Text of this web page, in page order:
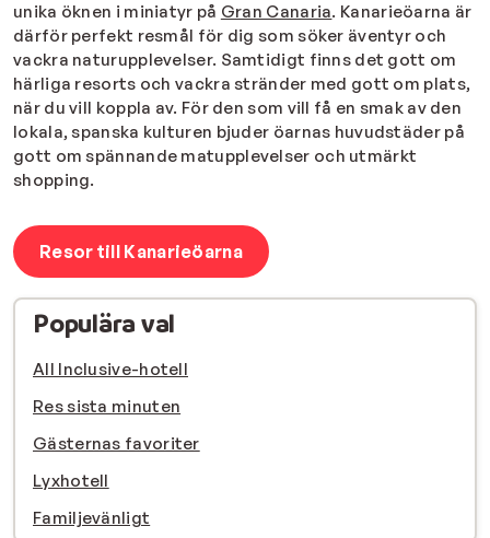
unika öknen i miniatyr på Gran Canaria. Kanarieöarna är
därför perfekt resmål för dig som söker äventyr och
vackra naturupplevelser. Samtidigt finns det gott om
härliga resorts och vackra stränder med gott om plats,
när du vill koppla av. För den som vill få en smak av den
lokala, spanska kulturen bjuder öarnas huvudstäder på
gott om spännande matupplevelser och utmärkt
shopping.
Resor till Kanarieöarna
Populära val
All Inclusive-hotell
Res sista minuten
Gästernas favoriter
Lyxhotell
Familjevänligt